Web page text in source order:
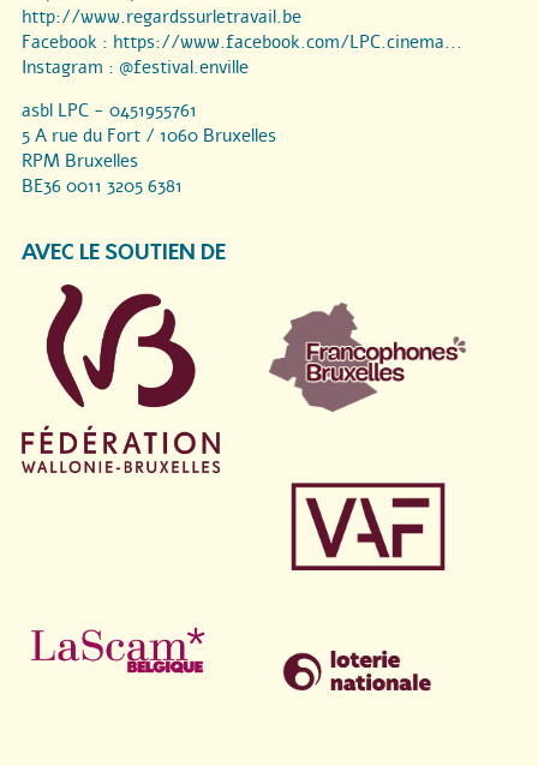
http://www.regardssurletravail.be
Facebook : https://www.facebook.com/LPC.cinema...
Instagram : @festival.enville
asbl LPC - 0451955761
5 A rue du Fort / 1060 Bruxelles
RPM Bruxelles
BE36 0011 3205 6381
AVEC LE SOUTIEN DE